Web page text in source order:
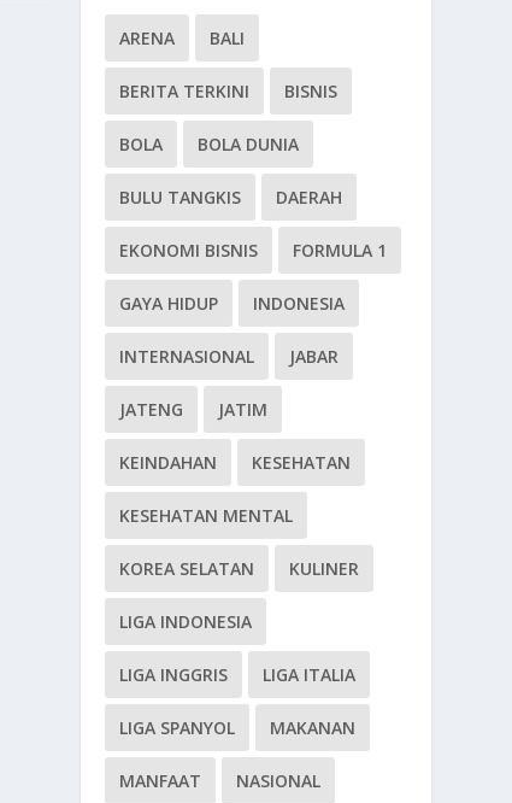
ARENA BALI
BERITA TERKINI BISNIS
BOLA BOLA DUNIA
BULU TANGKIS DAERAH
EKONOMI BISNIS FORMULA 1
GAYA HIDUP INDONESIA
INTERNASIONAL JABAR
JATENG JATIM
KEINDAHAN KESEHATAN
KESEHATAN MENTAL
KOREA SELATAN KULINER
LIGA INDONESIA
LIGA INGGRIS LIGA ITALIA
LIGA SPANYOL MAKANAN
MANFAAT NASIONAL